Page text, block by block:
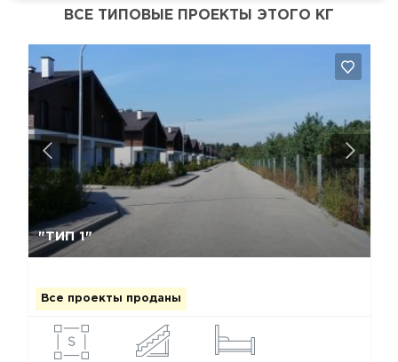
ВСЕ ТИПОВЫЕ ПРОЕКТЫ ЭТОГО КГ
"ТИП 1"
Все проекты проданы